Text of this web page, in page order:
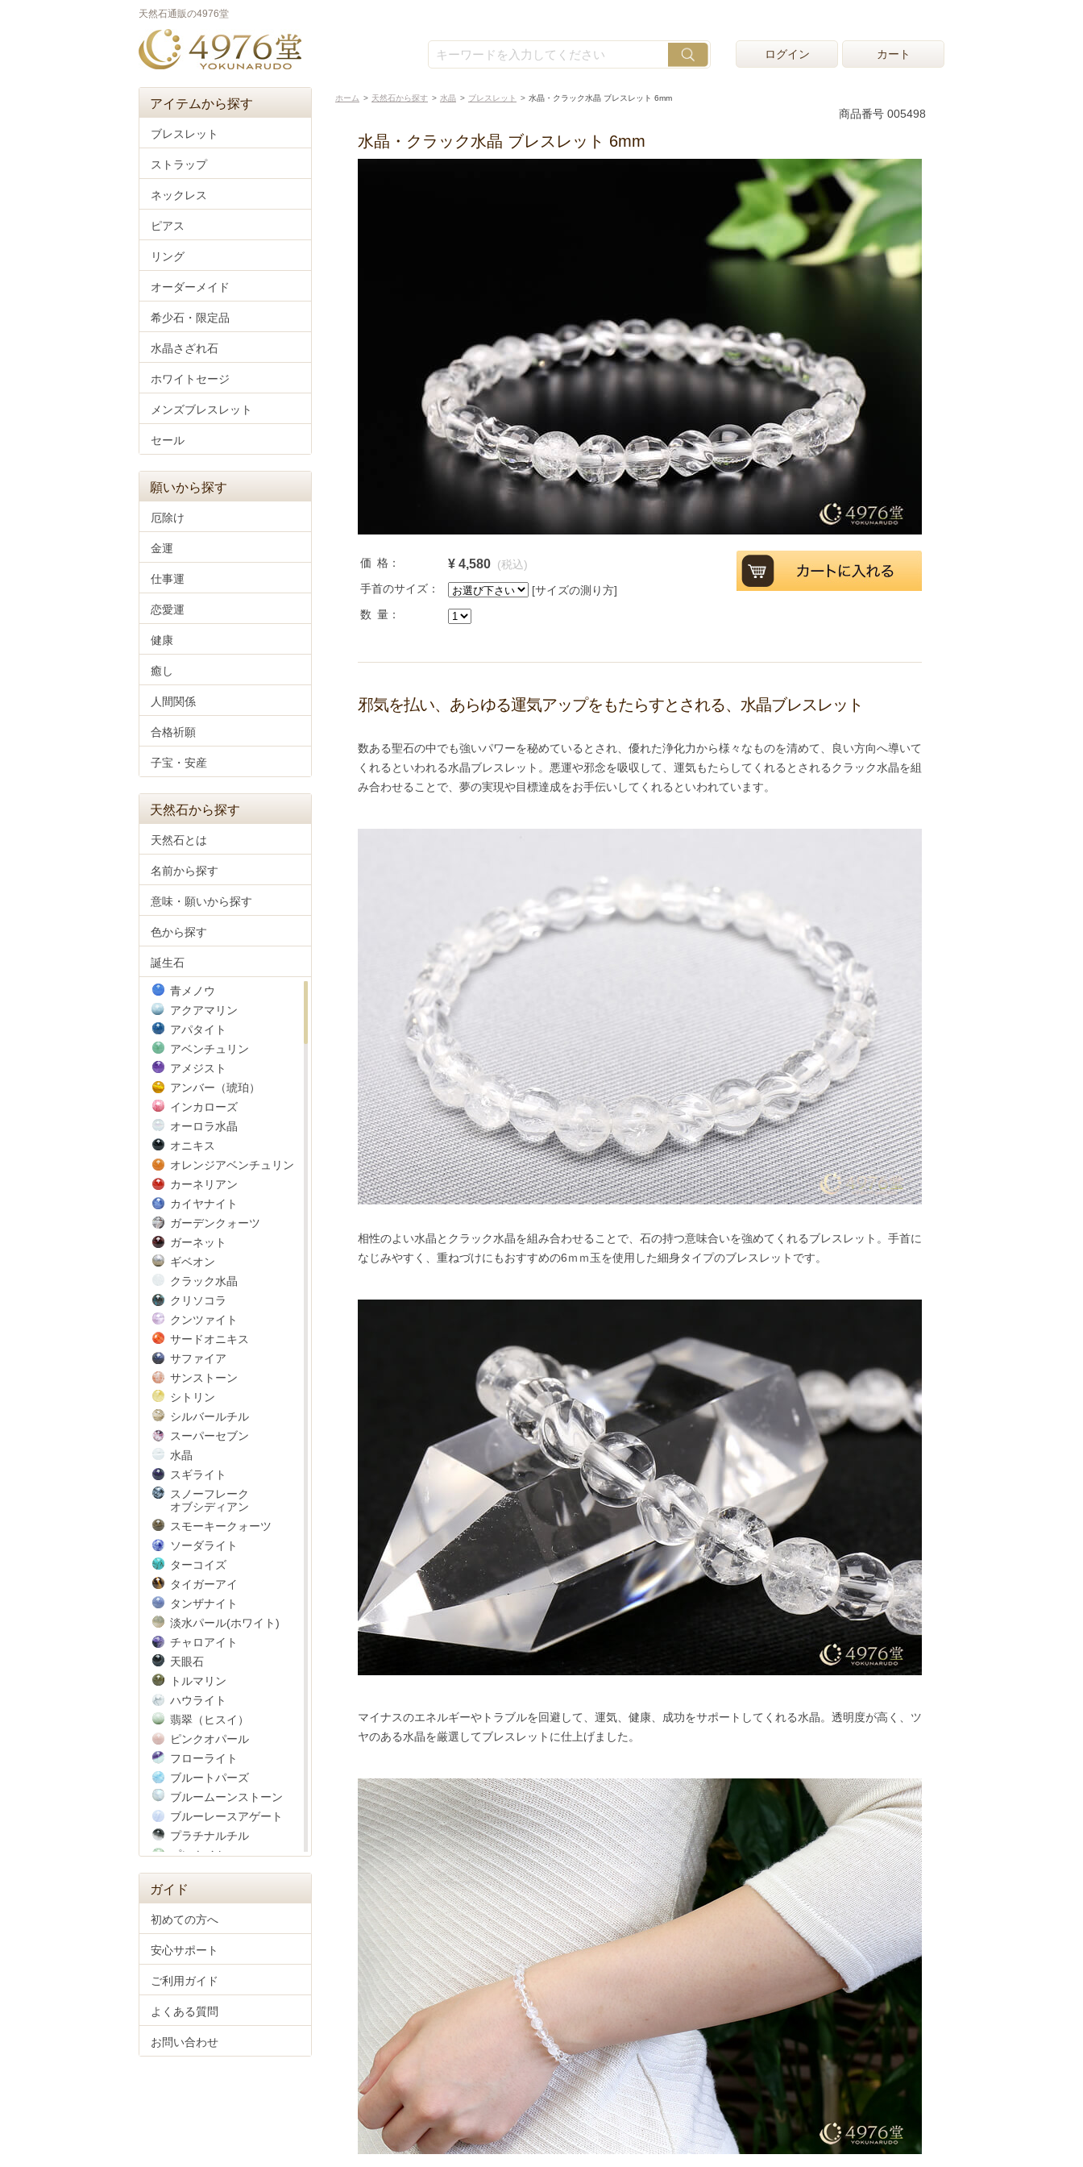
天然石通販の4976堂
ログイン カート
ホーム 天然石から探す 水晶 ブレスレット 水晶・クラック水晶 ブレスレット 6mm
商品番号 005498
水晶・クラック水晶 ブレスレット 6mm
価 格： ¥ 4,580 (税込)
手首のサイズ：
[サイズの測り方]
数 量：
邪気を払い、あらゆる運気アップをもたらすとされる、水晶ブレスレット
数ある聖石の中でも強いパワーを秘めているとされ、優れた浄化力から様々なものを清めて、良い方向へ導いて
くれるといわれる水晶ブレスレット。悪運や邪念を吸収して、運気もたらしてくれるとされるクラック水晶を組
み合わせることで、夢の実現や目標達成をお手伝いしてくれるといわれています。
相性のよい水晶とクラック水晶を組み合わせることで、石の持つ意味合いを強めてくれるブレスレット。手首に
なじみやすく、重ねづけにもおすすめの6ｍｍ玉を使用した細身タイプのブレスレットです。
マイナスのエネルギーやトラブルを回避して、運気、健康、成功をサポートしてくれる水晶。透明度が高く、ツ
ヤのある水晶を厳選してブレスレットに仕上げました。
アイテムから探す
ブレスレット
ストラップ
ネックレス
ピアス
リング
オーダーメイド
希少石・限定品
水晶さざれ石
ホワイトセージ
メンズブレスレット
セール
願いから探す
厄除け
金運
仕事運
恋愛運
健康
癒し
人間関係
合格祈願
子宝・安産
天然石から探す
天然石とは
名前から探す
意味・願いから探す
色から探す
誕生石
青メノウ
アクアマリン
アパタイト
アベンチュリン
アメジスト
アンバー（琥珀）
インカローズ
オーロラ水晶
オニキス
オレンジアベンチュリン
カーネリアン
カイヤナイト
ガーデンクォーツ
ガーネット
ギベオン
クラック水晶
クリソコラ
クンツァイト
サードオニキス
サファイア
サンストーン
シトリン
シルバールチル
スーパーセブン
水晶
スギライト
スノーフレーク
オブシディアン
スモーキークォーツ
ソーダライト
ターコイズ
タイガーアイ
タンザナイト
淡水パール(ホワイト)
チャロアイト
天眼石
トルマリン
ハウライト
翡翠（ヒスイ）
ピンクオパール
フローライト
ブルートパーズ
ブルームーンストーン
ブルーレースアゲート
プラチナルチル
プレナイト
ヘマタイト
ベリル
ペリドット
ホークスアイ
彫り物(四神獣)
マラカイト
ムーンストーン
モルガナイト
モルダバイト
ガイド
初めての方へ
安心サポート
ご利用ガイド
よくある質問
お問い合わせ